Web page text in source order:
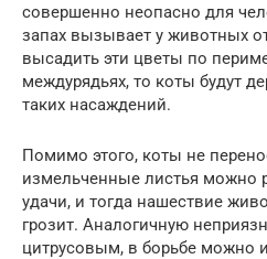
совершенно неопасно для
запах вызывает у животных
высадить эти цветы по
междурядьях, то коты будут
таких насаждений.
Помимо этого, коты не
измельченные листья можно
удачи, и тогда нашествие
грозит. Аналогичную
цитрусовым, в борьбе можно